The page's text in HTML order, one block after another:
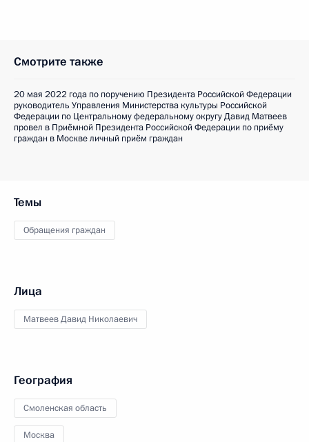
Смотрите также
20 мая 2022 года по поручению Президента Российской Федерации
руководитель Управления Министерства культуры Российской
Федерации по Центральному федеральному округу Давид Матвеев
провел в Приёмной Президента Российской Федерации по приёму
граждан в Москве личный приём граждан
Темы
Обращения граждан
Лица
Матвеев Давид Николаевич
География
Смоленская область
Москва